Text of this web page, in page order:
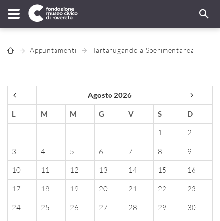
Appuntamenti Tartarugando a Sperimentarea
Agosto 2026
L M M G V S D
1
2
3
4 5 6 7 8
9
10
11 12 13 14 15
16
17
18 19 20 21 22
23
24
25 26 27 28 29
30